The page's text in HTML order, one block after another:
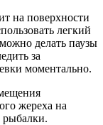
на поверхности
легкий
делать паузы
за
моментально.
жереха на
рыбалки.